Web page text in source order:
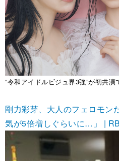
“令和アイドルビジュ界3強”が初共演
剛力彩芽、大人のフェロモン
気が5倍増しぐらいに…」 |